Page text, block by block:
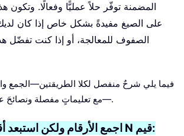
المضمنة توفّر حلاً عمليًّا وفعالًا. وتكون
على الصيغ مفيدةً بشكل خاص إذا كان
الصفوف للمعالجة، أو إذا كنت تفضّل
فيما يلي شرحٌ منفصل لكلا الطريقتين—الجمع
—مع تعليماتٍ مفصلة ونصائحَ عملية لتطبيقٍ مرن.
اجمع الأرقام ولكن استبعد أقل قيمة أو أقل N قيم: